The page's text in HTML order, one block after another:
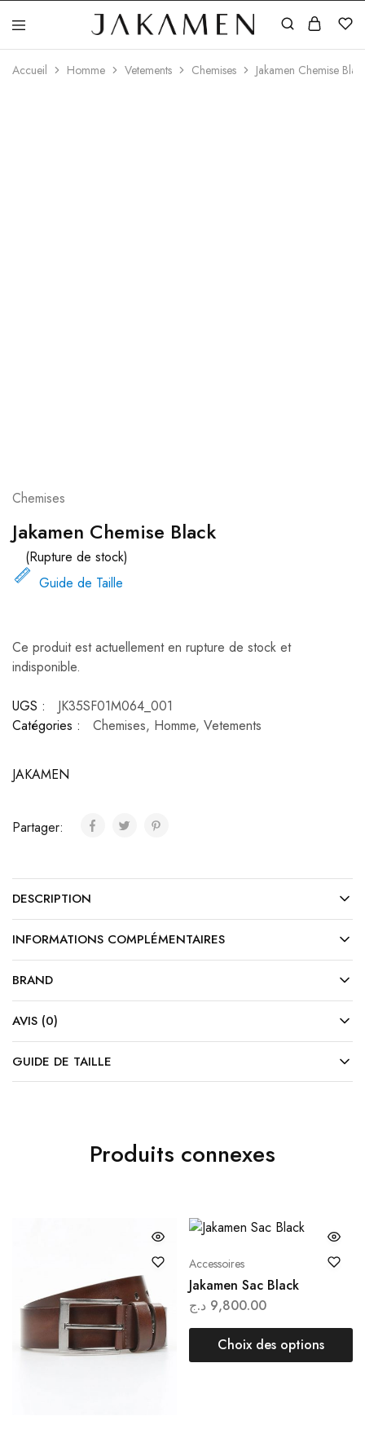
Jakamen
Algérie
Accueil Homme Vetements Chemises Jakamen Chemise
Chemises
Jakamen Chemise Black
(Rupture de stock)
Guide de Taille
Ce produit est actuellement en rupture de stock et
indisponible.
UGS :
JK35SF01M064_001
Catégories :
Chemises, Homme, Vetements
JAKAMEN
Partager:
DESCRIPTION
INFORMATIONS COMPLÉMENTAIRES
BRAND
AVIS (0)
GUIDE DE TAILLE
Produits connexes
Accessoires
Jakamen Sac Black
9,800.00 د.ج
Choix des options